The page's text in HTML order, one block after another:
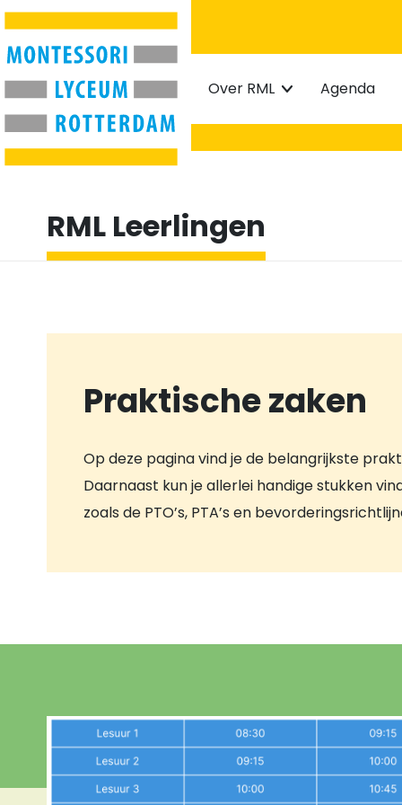
Over RML Agenda
RML Leerlingen
Praktische zaken
Op deze pagina vind je de belangrijkste
Daarnaast kun je allerlei handige stukken
zoals de PTO’s, PTA’s en